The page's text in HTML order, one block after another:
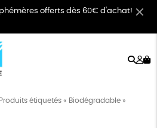
offerts dès 60€ d'achat!
Produits étiquetés « Biodégradable »